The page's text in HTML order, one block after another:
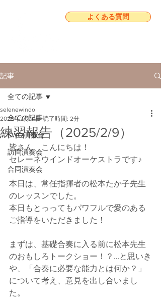
よくある質問
記事
全ての記事
SWO演奏会
訪問演奏会
合同演奏会
全ての記事
練習報告（2025/2/9）
selenewindo
2025年2月14日 読了時間: 2分
皆さん、こんにちは！
セレーネウインドオーケストラです♪
本日は、常任指揮者の松本たか子先生
のレッスンでした。
本日もとっってもパワフルで愛のある
ご指導をいただきました！
まずは、基礎合奏に入る前に松本先生
のおもしろトークショー！？…と思いき
や、「合奏に必要な能力とは何か？」
について考え、意見を出し合いまし
た。